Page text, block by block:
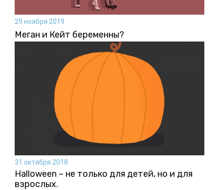
29 ноября 2019
Меган и Кейт беременны?
31 октября 2018
Halloween – не только для детей, но и для
взрослых.